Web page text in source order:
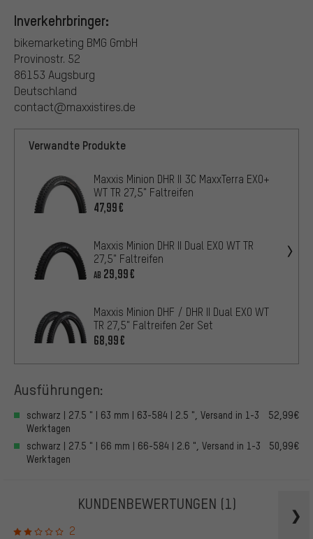
Inverkehrbringer:
bikemarketing BMG GmbH
Provinostr. 52
86153 Augsburg
Deutschland
contact@maxxistires.de
Verwandte Produkte
Maxxis Minion DHR II 3C MaxxTerra EXO+
WT TR 27,5" Faltreifen
47,99€
Maxxis Minion DHR II Dual EXO WT TR
27,5" Faltreifen
AB 29,99€
Maxxis Minion DHF / DHR II Dual EXO WT
TR 27,5" Faltreifen 2er Set
68,99€
Ausführungen:
schwarz | 27.5 " | 63 mm | 63-584 | 2.5 ", Versand in 1-3
Werktagen
52,99€
schwarz | 27.5 " | 66 mm | 66-584 | 2.6 ", Versand in 1-3
Werktagen
50,99€
KUNDENBEWERTUNGEN (1)
2